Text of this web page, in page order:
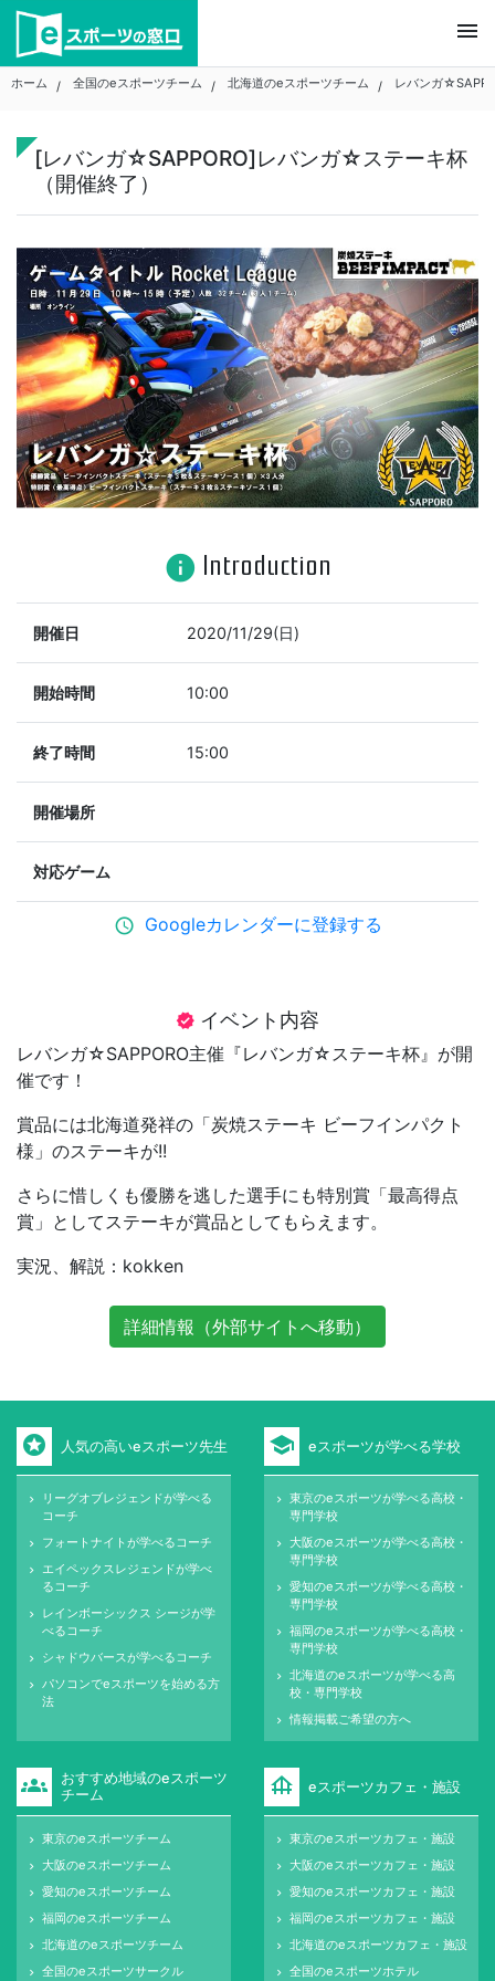
Skip
content
menu
ホーム 全国のeスポーツチーム 北海道のeスポーツチーム レバンガ
[レバンガ☆SAPPORO]レバンガ☆ステーキ杯
（開催終了）
info Introduction
開催日 2020/11/29(日)
開始時間 10:00
終了時間 15:00
開催場所
対応ゲーム
schedule Googleカレンダーに登録する
verified イベント内容
レバンガ☆SAPPORO主催『レバンガ☆ステーキ杯』が開
催です！
賞品には北海道発祥の「炭焼ステーキ ビーフインパクト
様」のステーキが!!
さらに惜しくも優勝を逃した選手にも特別賞「最高得点
賞」としてステーキが賞品としてもらえます。
実況、解説：kokken
詳細情報（外部サイトへ移動）
stars 人気の高いeスポーツ先生
keyboard_arrow_right
リーグオブレジェンドが学べる
コーチ
keyboard_arrow_right フォートナイトが学べるコーチ
keyboard_arrow_right
エイペックスレジェンドが学べ
るコーチ
keyboard_arrow_right
レインボーシックス シージが学
べるコーチ
keyboard_arrow_right シャドウバースが学べるコーチ
keyboard_arrow_right
パソコンでeスポーツを始める方
法
school eスポーツが学べる学校
keyboard_arrow_right
東京のeスポーツが学べる高校・
専門学校
keyboard_arrow_right
大阪のeスポーツが学べる高校・
専門学校
keyboard_arrow_right
愛知のeスポーツが学べる高校・
専門学校
keyboard_arrow_right
福岡のeスポーツが学べる高校・
専門学校
keyboard_arrow_right
北海道のeスポーツが学べる高
校・専門学校
keyboard_arrow_right 情報掲載ご希望の方へ
groups
おすすめ地域のeスポーツ
チーム
keyboard_arrow_right 東京のeスポーツチーム
keyboard_arrow_right 大阪のeスポーツチーム
keyboard_arrow_right 愛知のeスポーツチーム
keyboard_arrow_right 福岡のeスポーツチーム
keyboard_arrow_right 北海道のeスポーツチーム
keyboard_arrow_right 全国のeスポーツサークル
foundation eスポーツカフェ・施設
keyboard_arrow_right 東京のeスポーツカフェ・施設
keyboard_arrow_right 大阪のeスポーツカフェ・施設
keyboard_arrow_right 愛知のeスポーツカフェ・施設
keyboard_arrow_right 福岡のeスポーツカフェ・施設
keyboard_arrow_right 北海道のeスポーツカフェ・施設
keyboard_arrow_right 全国のeスポーツホテル